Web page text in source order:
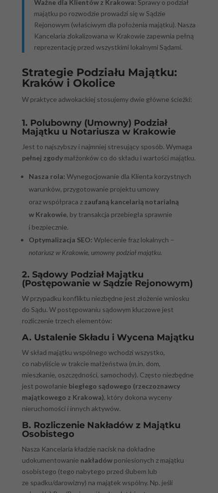
Ważne dla Klientów z Krakowa: Sprawy o podział
majątku po rozwodzie prowadzi się w Sądzie
Rejonowym (właściwym dla położenia majątku). Nasza
Kancelaria zlokalizowana w Krakowie zapewnia pełną
reprezentację przed wszystkimi lokalnymi Sądami.
Strategie Podziału Majątku:
Kraków i Okolice
W praktyce adwokackiej stosujemy dwie główne ścieżki:
1. Polubowny (Umowny) Podział
Majątku u Notariusza w Krakowie
Jest to najszybszy i najmniej stresujący sposób. Wymaga
pełnej zgodymałżonków co do składu i wartości majątku.
Nasza rola: Wynegocjowanie dla Klienta korzystnych
warunków, przygotowanie projektu umowy
oraz współpraca z zaufaną kancelarią notarialną
w Krakowie, by transakcja przebiegła sprawnie
i bezpiecznie.
Optymalizacja SEO: Wplecenie fraz lokalnych –
notariusz w Krakowie, umowny podział majątku.
2. Sądowy Podział Majątku
(Postępowanie w Sądzie Rejonowym)
W przypadku konfliktu niezbędne jest złożenie wniosku
do Sądu. W postępowaniu sądowym kluczowe jest
rozliczenie trzech elementów:
A. Ustalenie Składu i Wycena Majątku
W skład majątku wspólnego wchodzi wszystko,
co nabyliście w trakcie małżeństwa (m.in. dom,
mieszkanie, oszczędności, samochody). Często niezbędne
jest powołanie biegłego sądowego (rzeczoznawcy
majątkowego z Krakowa), który dokona wyceny
nieruchomości i innych aktywów.
B. Rozliczenie Nakładów z Majątku
Osobistego
Nasza Kancelaria kładzie nacisk na dokładne
udokumentowanie nakładówponiesionych z majątku
osobistego (tego nabytego przed ślubem lub
ze spadku/darowizny) na majątek wspólny. Np. jeśli